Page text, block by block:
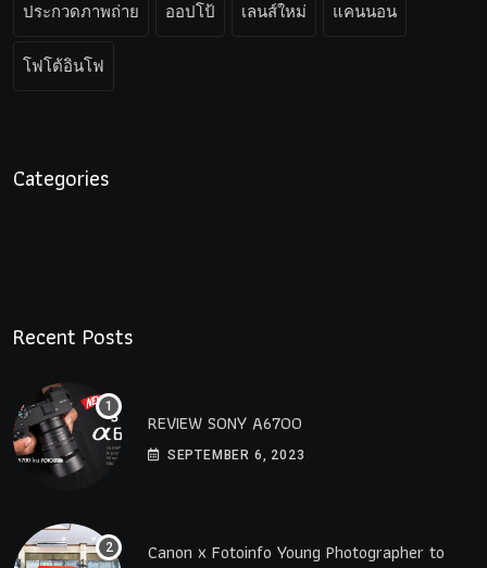
ประกวดภาพถ่าย ออปโป้ เลนส์ใหม่ แคนนอน
โฟโต้อินโฟ
Categories
Recent Posts
REVIEW SONY A6700
SEPTEMBER 6, 2023
Canon x Fotoinfo​ Young​ Photographer to